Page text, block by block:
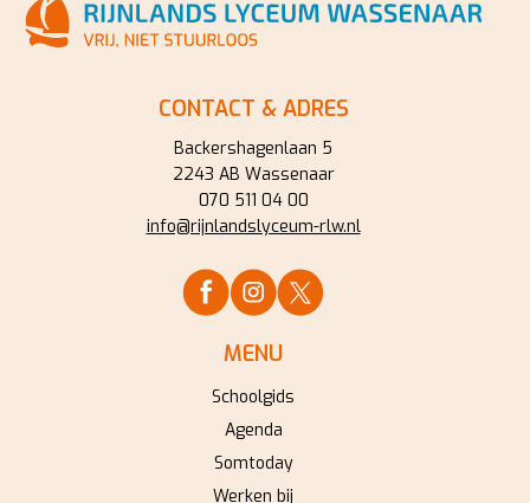
CONTACT & ADRES
Backershagenlaan 5
2243 AB Wassenaar
070 511 04 00
info@rijnlandslyceum-rlw.nl
MENU
Schoolgids
Agenda
Somtoday
Werken bij